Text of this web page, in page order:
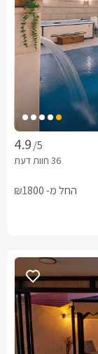
/5
החל מ- ₪1800